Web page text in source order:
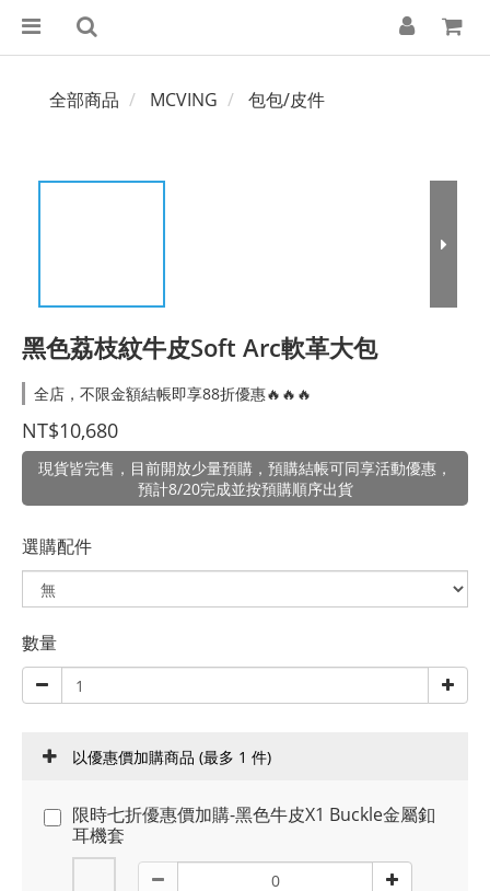
全部商品 MCVING 包包/皮件
黑色荔枝紋牛皮Soft Arc軟革大包
全店，不限金額結帳即享88折優惠🔥🔥🔥
NT$10,680
現貨皆完售，目前開放少量預購，預購結帳可同享活動優惠，
預計8/20完成並按預購順序出貨
選購配件
數量
以優惠價加購商品 (最多 1 件)
限時七折優惠價加購-黑色牛皮X1 Buckle金屬釦
耳機套